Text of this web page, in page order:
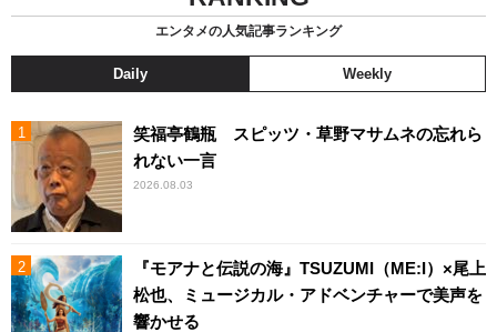
エンタメの人気記事ランキング
Daily Weekly
笑福亭鶴瓶 スピッツ・草野マサムネの忘れら
れない一言
2026.08.03
『モアナと伝説の海』TSUZUMI（ME:I）×尾上
松也、ミュージカル・アドベンチャーで美声を
響かせる